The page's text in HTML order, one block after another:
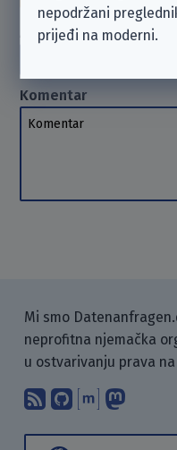
Autor(opcionalno)
Komentar
Komentar
Mi smo
neprofitna njemačka
u ostvarivanju prava
Pretplati se
Pronađi
nepodržani
prijeđi na moderni.